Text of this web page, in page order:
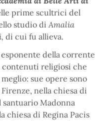
prime scultrici del
studio di Amalia
di cui fu allieva.
della corrente
religiosi che
sue opere sono
nella chiesa di
santuario Madonna
chiesa di Regina Pacis